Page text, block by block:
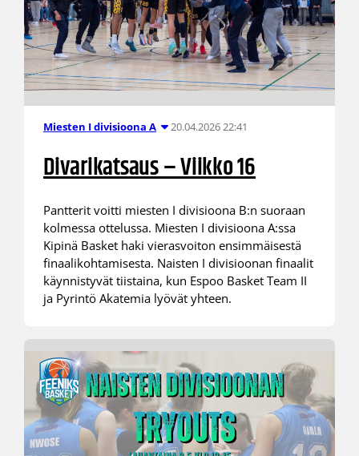
Miesten I divisioona A 20.04.2026 22:41
Divarikatsaus – Viikko 16
Pantterit voitti miesten I divisioona B:n suoraan
kolmessa ottelussa. Miesten I divisioona A:ssa
Kipinä Basket haki vierasvoiton ensimmäisestä
finaalikohtamisesta. Naisten I divisioonan finaalit
käynnistyvät tiistaina, kun Espoo Basket Team II
ja Pyrintö Akatemia lyövät yhteen.